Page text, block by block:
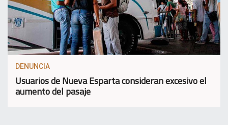
DENUNCIA
Usuarios de Nueva Esparta consideran excesivo el
aumento del pasaje